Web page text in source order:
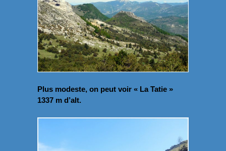
Plus modeste, on peut voir « La Tatie »
1337 m d’alt.